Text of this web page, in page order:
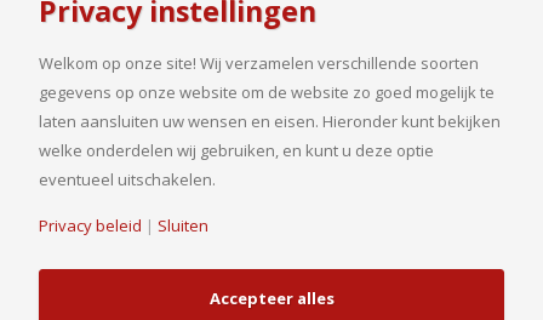
Ondernemen betekent risico’s nemen, maar dan liefst wel zo
samengesteld mogelijk. Of u nu een onderneming wilt starten met een
goed financieel plan, uw bedrijf wilt uitbreiden op basis van gedegen
cijfers, uw jaarcijfers samengesteld wilt hebben of een helder advies
nodig heeft, bij ons bent u aan het goede adres.
© Copyright 2019. Van Driel en Partners B.V.| Realisatie
Privacy instellingen
Welkom op onze site! Wij verzamelen verschillende soorten
gegevens op onze website om de website zo goed mogelijk te
laten aansluiten uw wensen en eisen. Hieronder kunt bekijken
welke onderdelen wij gebruiken, en kunt u deze optie
eventueel uitschakelen.
Privacy beleid | Sluiten
Accepteer alles